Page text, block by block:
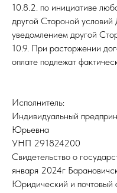
10.8.2. по инициативе
другой Стороной
уведомлением другой
10.9. При расторжении
оплате подлежат
Исполнитель:
Индивидуальный
Юрьевна
УНП 291824200
Свидетельство о
января 2024г
Юридический и почтовый